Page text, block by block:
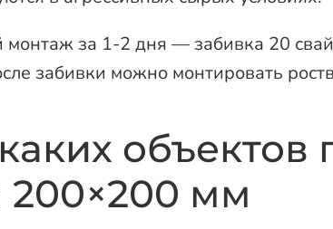
за 1-2 дня — забивка 20
забивки можно монтировать
200×200 мм